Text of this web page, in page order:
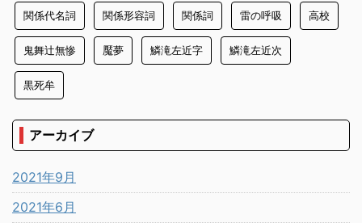
関係代名詞 関係形容詞 関係詞 雷の呼吸 高校
鬼舞辻無惨 魘夢 鱗滝左近字 鱗滝左近次
黒死牟
アーカイブ
2021年9月
2021年6月